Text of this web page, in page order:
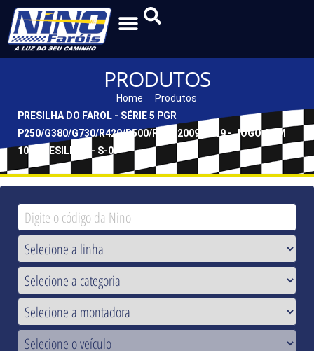
PRODUTOS
Home
Produtos
PRESILHA DO FAROL - SÉRIE 5 PGR
P250/G380/G730/R420/R500/R730 2009/2019 - JOGO COM
100 PRESILHAS - S-07